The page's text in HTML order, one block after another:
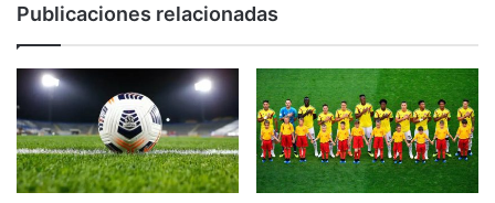
Publicaciones relacionadas